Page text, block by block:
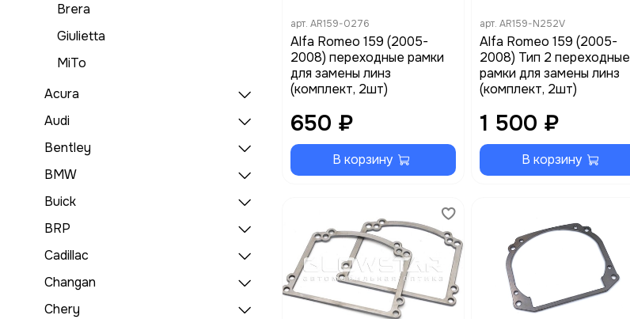
арт. AR159-0276
Alfa Romeo 159 (2005-
2008) переходные рамки
для замены линз
(комплект, 2шт)
650 ₽
В корзину
арт. AR159-N252V
Alfa Romeo 159 (2005-
2008) Тип 2 переходные
рамки для замены линз
(комплект, 2шт)
1 500 ₽
В корзину
Brera
Giulietta
MiTo
Acura
Audi
Bentley
BMW
Buick
BRP
Cadillac
Changan
Chery